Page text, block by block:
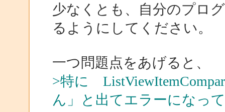
少なくとも、自分のプロ
るようにしてください。
一つ問題点をあげると、
>特に
ん」と出てエラーになっ